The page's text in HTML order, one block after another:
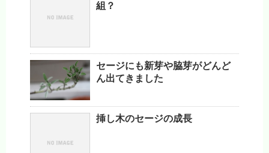
組？
セージにも新芽や脇芽がどんど
ん出てきました
挿し木のセージの成長